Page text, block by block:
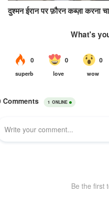
दुश्मन ईरान पर फ़ौरन कब्ज़ा करना